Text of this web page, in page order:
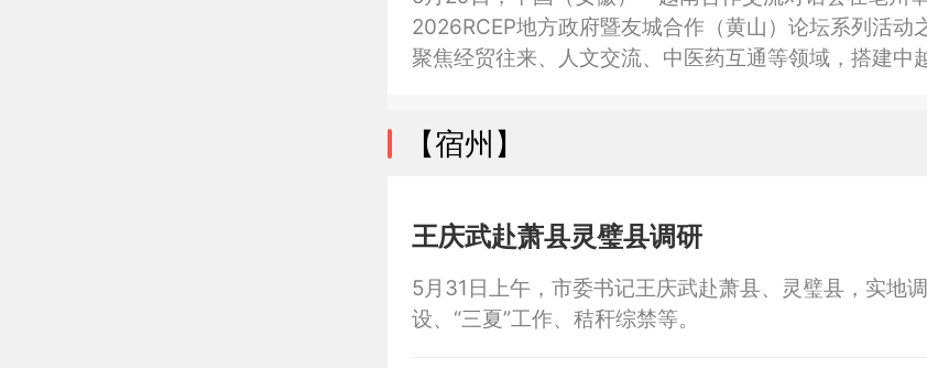
2026RCEP地方政府暨友城合作（黄山）论坛系列活动
聚焦经贸往来、人文交流、中医药互通等领域，搭建中
【宿州】
王庆武赴萧县灵璧县调研
5月31日上午，市委书记王庆武赴萧县、灵璧县，实地
设、“三夏”工作、秸秆综禁等。